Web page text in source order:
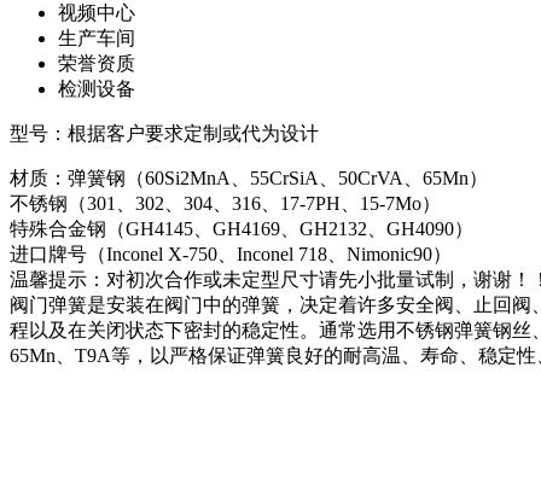
视频中心
生产车间
荣誉资质
检测设备
型号：根据客户要求定制或代为设计
材质：弹簧钢（60Si2MnA、55CrSiA、50CrVA、65Mn）
不锈钢（301、302、304、316、17-7PH、15-7Mo）
特殊合金钢（GH4145、GH4169、GH2132、GH4090）
进口牌号（Inconel X-750、Inconel 718、Nimonic90）
温馨提示：对初次合作或未定型尺寸请先小批量试制，谢谢！
阀门弹簧是安装在阀门中的弹簧，决定着许多安全阀、止回
程以及在关闭状态下密封的稳定性。通常选用不锈钢弹簧钢
65Mn、T9A等，以严格保证弹簧良好的耐高温、寿命、稳定